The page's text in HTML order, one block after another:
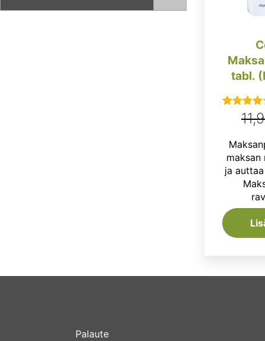
tabl.
Arvostelu
tuotteesta:
4.00/ 5
maksan
ja
Palaute